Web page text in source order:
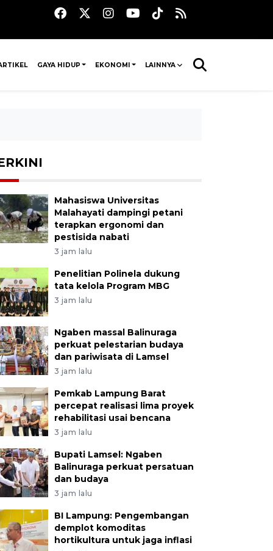
GAYA HIDUP EKONOMI LAINNYA
Mahasiswa Universitas
Malahayati dampingi petani
terapkan ergonomi dan
pestisida nabati
3 jam lalu
Penelitian Polinela dukung
tata kelola Program MBG
3 jam lalu
Ngaben massal Balinuraga
perkuat pelestarian budaya
dan pariwisata di Lamsel
3 jam lalu
Pemkab Lampung Barat
percepat realisasi lima proyek
rehabilitasi usai bencana
3 jam lalu
Bupati Lamsel: Ngaben
Balinuraga perkuat persatuan
dan budaya
3 jam lalu
BI Lampung: Pengembangan
demplot komoditas
hortikultura untuk jaga inflasi